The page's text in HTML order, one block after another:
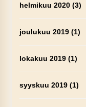
helmikuu 2020(3)
joulukuu 2019(1)
lokakuu 2019(1)
syyskuu 2019(1)